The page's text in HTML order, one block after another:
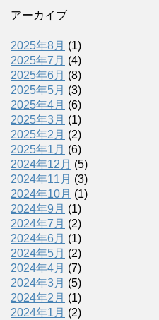
アーカイブ
2025年8月 (1)
2025年7月 (4)
2025年6月 (8)
2025年5月 (3)
2025年4月 (6)
2025年3月 (1)
2025年2月 (2)
2025年1月 (6)
2024年12月 (5)
2024年11月 (3)
2024年10月 (1)
2024年9月 (1)
2024年7月 (2)
2024年6月 (1)
2024年5月 (2)
2024年4月 (7)
2024年3月 (5)
2024年2月 (1)
2024年1月 (2)